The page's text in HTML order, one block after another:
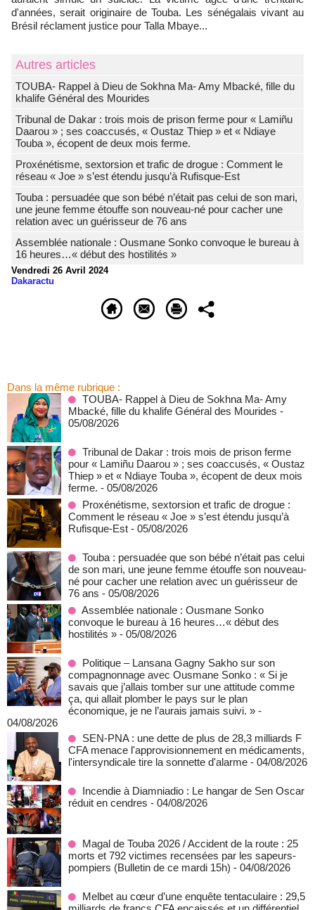
d'années, serait originaire de Touba. Les sénégalais vivant au
Brésil réclament justice pour Talla Mbaye...
Autres articles
TOUBA- Rappel à Dieu de Sokhna Ma- Amy Mbacké, fille du
khalife Général des Mourides
Tribunal de Dakar : trois mois de prison ferme pour « Lamiñu
Daarou » ; ses coaccusés, « Oustaz Thiep » et « Ndiaye
Touba », écopent de deux mois ferme.
Proxénétisme, sextorsion et trafic de drogue : Comment le
réseau « Joe » s’est étendu jusqu’à Rufisque-Est
Touba : persuadée que son bébé n’était pas celui de son mari,
une jeune femme étouffe son nouveau-né pour cacher une
relation avec un guérisseur de 76 ans
Assemblée nationale : Ousmane Sonko convoque le bureau à
16 heures…« début des hostilités »
Vendredi 26 Avril 2024
Dakaractu
Dans la même rubrique :
TOUBA- Rappel à Dieu de Sokhna Ma- Amy
Mbacké, fille du khalife Général des Mourides -
05/08/2026
Tribunal de Dakar : trois mois de prison ferme
pour « Lamiñu Daarou » ; ses coaccusés, « Oustaz
Thiep » et « Ndiaye Touba », écopent de deux mois
ferme. - 05/08/2026
Proxénétisme, sextorsion et trafic de drogue :
Comment le réseau « Joe » s’est étendu jusqu’à
Rufisque-Est - 05/08/2026
Touba : persuadée que son bébé n’était pas celui
de son mari, une jeune femme étouffe son nouveau-
né pour cacher une relation avec un guérisseur de
76 ans - 05/08/2026
Assemblée nationale : Ousmane Sonko
convoque le bureau à 16 heures…« début des
hostilités » - 05/08/2026
Politique – Lansana Gagny Sakho sur son
compagnonnage avec Ousmane Sonko : « Si je
savais que j’allais tomber sur une attitude comme
ça, qui allait plomber le pays sur le plan
économique, je ne l’aurais jamais suivi. » -
04/08/2026
SEN-PNA : une dette de plus de 28,3 milliards F
CFA menace l'approvisionnement en médicaments,
l'intersyndicale tire la sonnette d'alarme - 04/08/2026
Incendie à Diamniadio : Le hangar de Sen Oscar
réduit en cendres - 04/08/2026
Magal de Touba 2026 / Accident de la route : 25
morts et 792 victimes recensées par les sapeurs-
pompiers (Bulletin de ce mardi 15h) - 04/08/2026
Melbet au cœur d’une enquête tentaculaire : 29,5